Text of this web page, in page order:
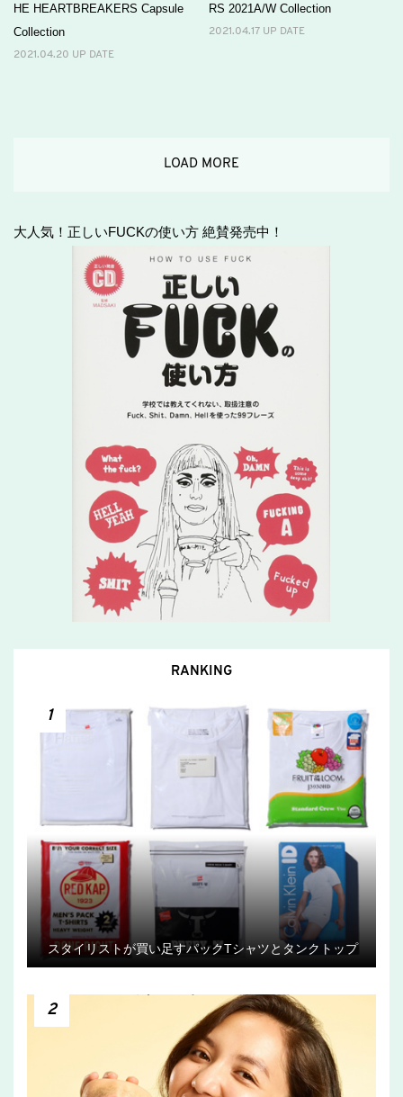
HE HEARTBREAKERS Capsule
Collection
2021.04.20 UP DATE
RS 2021A/W Collection
2021.04.17 UP DATE
LOAD MORE
大人気！正しいFUCKの使い方 絶賛発売中！
RANKING
1
スタイリストが買い足すパックTシャツとタンクトップ
2